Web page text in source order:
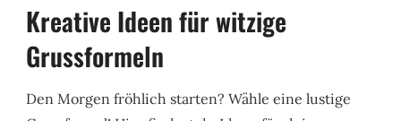
Kreative Ideen für witzige
Grussformeln
Den Morgen fröhlich starten? Wähle eine lustige